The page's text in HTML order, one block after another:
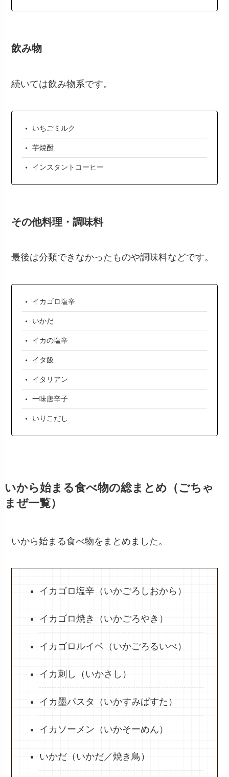
飲み物
続いては飲み物系です。
いちごミルク
芋焼酎
インスタントコーヒー
その他料理・調味料
最後は分類できなかったものや調味料などです。
イカゴロ塩辛
いかだ
イカの塩辛
イタ飯
イタリアン
一味唐辛子
いりこだし
いから始まる食べ物の総まとめ（ごちゃ
まぜ一覧）
いから始まる食べ物をまとめました。
イカゴロ塩辛（いかごろしおから）
イカゴロ焼き（いかごろやき）
イカゴロルイベ（いかごろるいべ）
イカ刺し（いかさし）
イカ墨パスタ（いかすみぱすた）
イカソーメン（いかそーめん）
いかだ（いかだ／焼き鳥）